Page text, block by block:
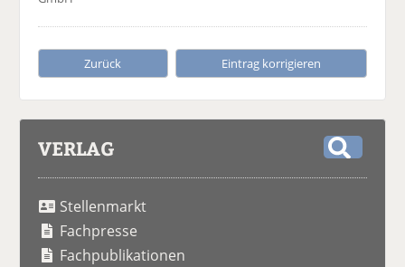
Zurück Eintrag korrigieren
VERLAG
Stellenmarkt
Fachpresse
Fachpublikationen